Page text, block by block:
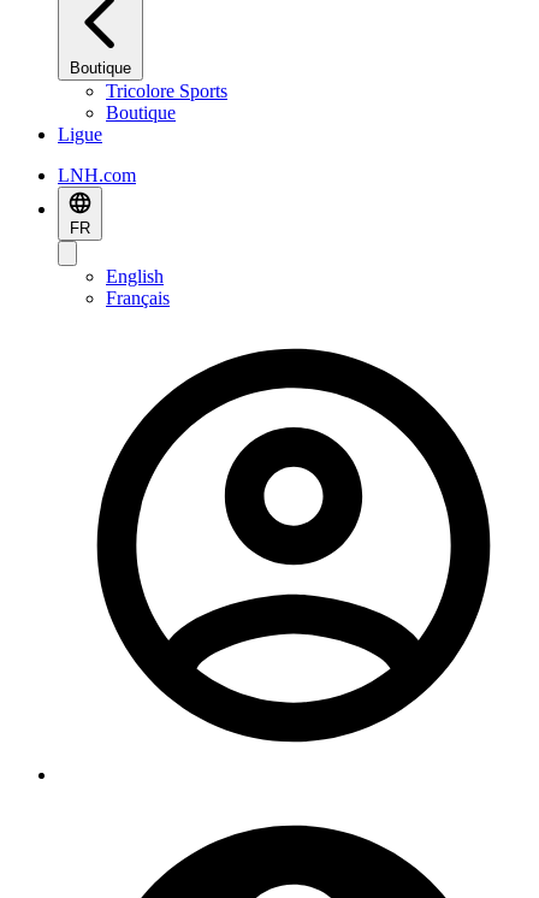
Boutique
Tricolore Sports
Boutique
Ligue
LNH.com
FR
English
Français